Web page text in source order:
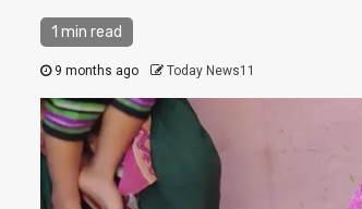
1 min read
9 months ago Today News11